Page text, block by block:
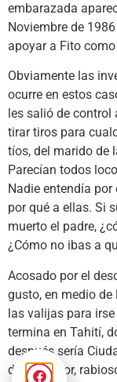
embarazada
Noviembre de
apoyar a Fito como
Obviamente las
ocurre en estos
les salió de
tirar tiros para
tíos, del marido de
Parecían todos
Nadie entendía
por qué a ellas. Si
muerto el padre,
¿Cómo no ibas a
Acosado por el
gusto, en medio
las valijas para
termina en Tahití,
después sería
desgarrador,